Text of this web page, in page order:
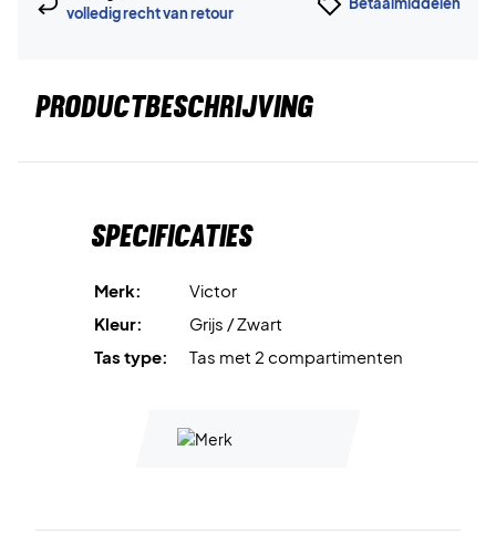
volledig recht van retour
PRODUCTBESCHRIJVING
Specificaties
Merk:
Victor
Kleur:
Grijs / Zwart
Tas type:
Tas met 2 compartimenten